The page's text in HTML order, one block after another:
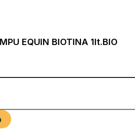
EQUIN BIOTINA 1lt.BIO